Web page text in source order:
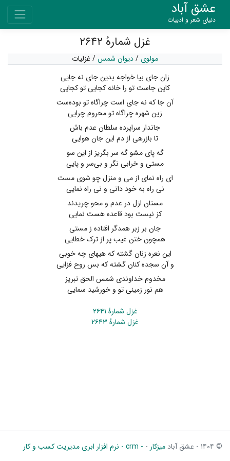
عشق آباد
دنیای شعر و ادبیات
غزل شمارهٔ ۲۶۴۲
مولوی /دیوان شمس/ غزلیات
زان جای بیا خواجه بدین جای نه جایی
کاین جاست تو را خانه کجایی تو کجایی
آن جا که نه جای است چراگاه تو بوده‌ست
زین شهره چراگاه تو محروم چرایی
جاندار سراپرده سلطان عدم باش
تا بازرهی از دم این جان هوایی
گه پای مشو گه سر بگریز از این سو
مستی و خرابی نگر و بی‌سر و پایی
ای راه نمای از می و منزل چو شوی مست
نی راه به خود دانی و نی راه نمایی
مستان ازل در عدم و محو چریدند
کز نیست بود قاعده هست نمایی
جان بر زبر همدگر افتاده ز مستی
همچون ختن غیب پر از ترک خطایی
این نعره زنان گشته که هیهای چه خوبی
و آن سجده کنان گشته که بس روح فزایی
مخدوم خداوندی شمس الحق تبریز
هم نور زمینی تو و خورشید سمایی
غزل شمارهٔ ۲۶۴۱
غزل شمارهٔ ۲۶۴۳
© ۱۴۰۴ - عشق آباد میزکار - - crm - نرم افزار ابری مدیریت کسب و کار